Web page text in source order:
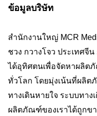
ข้อมูลบริษัท
สำนักงานใหญ่ MCR
ชวง กวางโจว ประเทศจี
ได้อุทิศตนเพื่อจัดหาผลิต
ทั่วโลก โดยมุ่งเน้นที่ผลิ
ทางเดินหายใจ ระบบทา
ผลิตภัณฑ์ของเราได้ถูกขา